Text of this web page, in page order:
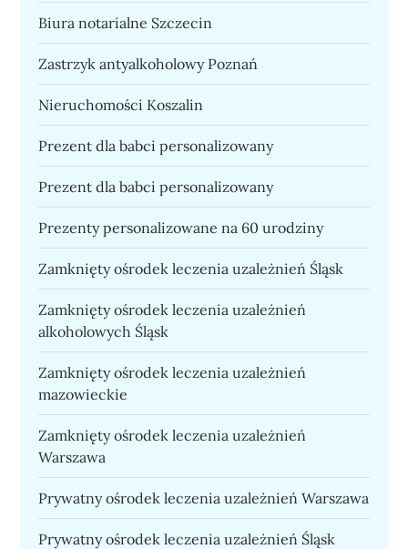
Biura notarialne Szczecin
Zastrzyk antyalkoholowy Poznań
Nieruchomości Koszalin
Prezent dla babci personalizowany
Prezent dla babci personalizowany
Prezenty personalizowane na 60 urodziny
Zamknięty ośrodek leczenia uzależnień Śląsk
Zamknięty ośrodek leczenia uzależnień
alkoholowych Śląsk
Zamknięty ośrodek leczenia uzależnień
mazowieckie
Zamknięty ośrodek leczenia uzależnień
Warszawa
Prywatny ośrodek leczenia uzależnień Warszawa
Prywatny ośrodek leczenia uzależnień Śląsk